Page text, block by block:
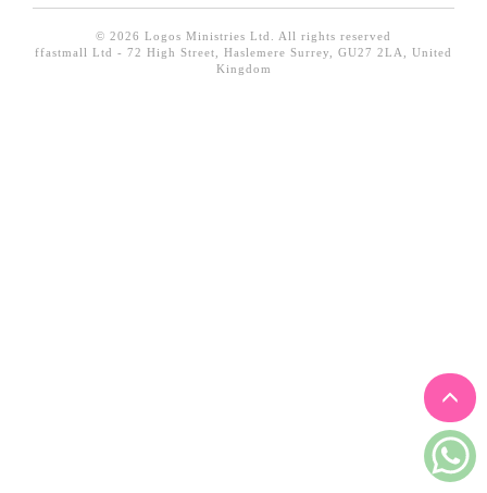
見證／傳記
© 2026 Logos Ministries Ltd. All rights reserved
ffastmall Ltd - 72 High Street, Haslemere Surrey, GU27 2LA, United
Kingdom